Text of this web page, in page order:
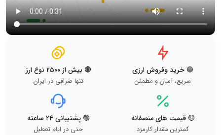
🔵 خرید وفروش ارزی
سریع، آسان و مطمئن
🔴 بیش از ۲۵۰۰ نوع ارز
تنها صرافی در ایران
🟡 قیمت های منصفانه
کمترین مقدار کارمزد
🟢 پشتیبانی ۲۴ ساعته
حتی در ایام تعطیل